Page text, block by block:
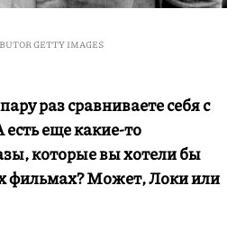
GETTY IMAGES
раз сравниваете себя с
еще какие-то
которые вы хотели бы
фильмах? Может, Локи или